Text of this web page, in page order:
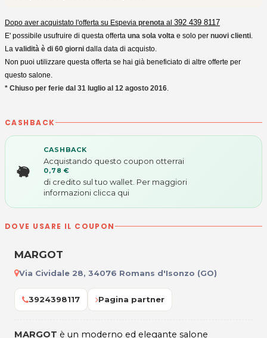
Dopo aver acquistato l'offerta su Espevia prenota al 392 439 8117
E' possibile usufruire di questa offerta una sola volta e solo per nuovi clienti
La validità è di 60 giorni dalla data di acquisto.
Non puoi utilizzare questa offerta se hai già beneficiato di altre offerte per
questo salone.
* Chiuso per ferie dal 31 luglio al 12 agosto 2016
CASHBACK
CASHBACK
Acquistando questo coupon otterrai
0,78 €
di credito sul tuo wallet. Per maggiori
informazioni clicca qui
DOVE USARE IL COUPON
MARGOT
Via Cividale 28, 34076 Romans d'Isonzo (GO)
3924398117 Pagina partner
MARGOT è un moderno ed elegante salone